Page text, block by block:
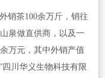
销茶100余万斤，销往
泉做直供商，以及一
万元，其中外销产值
四川华义生物科技有限